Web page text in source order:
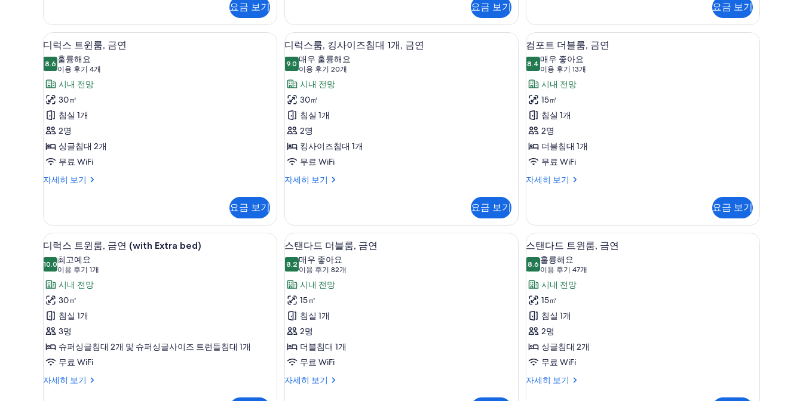
사
진
모
두
보
기
㎡,
Nightlife
View,
Non-
smoking
세
히
보
기
요금 보기
Room
30.6
㎡
사
진
모
두
보
기
View,
Non-
smoking
Deluxe
King
Room
30.6
㎡
자
세
히
기
요금 보기
Room
30.6
㎡
사
진
모
두
보
기
View,
Non-
smoking,
Deluxe
Twin
Room
30.6
㎡
자
세
히
기
요금 보기
디
럭
스
트
윈
룸,
금
연
사
진
보
기
디럭스 트윈룸, 금연 | 고급 침구, 오리/거위털 이불, 메모리폼 침대, 객실 내 금고
9
디럭스 트윈룸, 금연
8.68.6점 만점 중 10점
훌륭해요
이용 후기 4개
(이
용
후
기
4
개)
시내 전망
30㎡
침실 1개
2명
싱글침대 2개
무료 WiFi
자세히 보기
디
윈
룸,
금
연
자
히
보
기
요금 보기
디
럭
스
룸,
킹
사
이
즈
침
대
금
연
사
진
모
두
보
기
디럭스룸, 킹사이즈침대 1개, 금연 | 고급 침구, 오리/거위털 이불, 메모리폼 침대, 객실 내 금고
10
디럭스룸, 킹사이즈침대 1개, 금연
9.09.0점 만점 중 10점
매우 훌륭해요
이용 후기 20개
(이
용
후
기
20
개)
시내 전망
30㎡
침실 1개
2명
킹사이즈침대 1개
무료 WiFi
자세히 보기
디
킹
사
이
침
개,
금
연
자
히
보
요금 보기
컴
포
트
더
블
룸,
금
연
사
진
보
기
컴포트 더블룸, 금연 | 고급 침구, 오리/거위털
8
컴포트 더블룸, 금연
8.48.4점 만점 중 10점
매우 좋아요
이용 후기 13개
(이
용
후
기
13
개)
시내 전망
15㎡
침실 1개
2명
더블침대 1개
무료 WiFi
자세히 보기
컴
블
룸,
금
자
히
보
기
요금 보기
디
럭
스
트
윈
룸,
금
연
(with
Extra
디럭스 트윈룸, 금연 (with Extra bed) | 고급 침구, 오리/거위털 이불, 메모리폼 침대, 객실 내 금고
9
디럭스 트윈룸, 금연 (with Extra bed)
10.010.0점 만점 중 10점
최고예요
이용 후기 1개
(이
용
후
기
개)
시내 전망
30㎡
침실 1개
3명
슈퍼싱글침대 2개 및 슈퍼싱글사이즈 트런들침대 1개
무료 WiFi
자세히 보기
디
스
탠
다
드
더
블
룸,
금
연
사
고급 침구, 오리/거위털 이불, 메모리폼 침대, 객실 내 금고
7
스탠다드 더블룸, 금연
8.28.2점 만점 중 10점
매우 좋아요
이용 후기 82개
(이
용
후
기
82
개)
시내 전망
15㎡
침실 1개
2명
더블침대 1개
무료 WiFi
자세히 보기
스
스
탠
다
드
트
윈
룸,
금
연
사
고급 침구, 오리/거위털 이불, 메모리폼 침대,
7
스탠다드 트윈룸, 금연
8.68.6점 만점 중 10점
훌륭해요
이용 후기 47개
(이
용
후
기
47
개)
시내 전망
15㎡
침실 1개
2명
싱글침대 2개
무료 WiFi
자세히 보기
스